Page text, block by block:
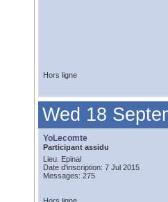
Hors ligne
Wed 18
YoLecomte
Participant assidu
Lieu: Epinal
Date d'inscription: 7 Jul 2015
Messages: 275